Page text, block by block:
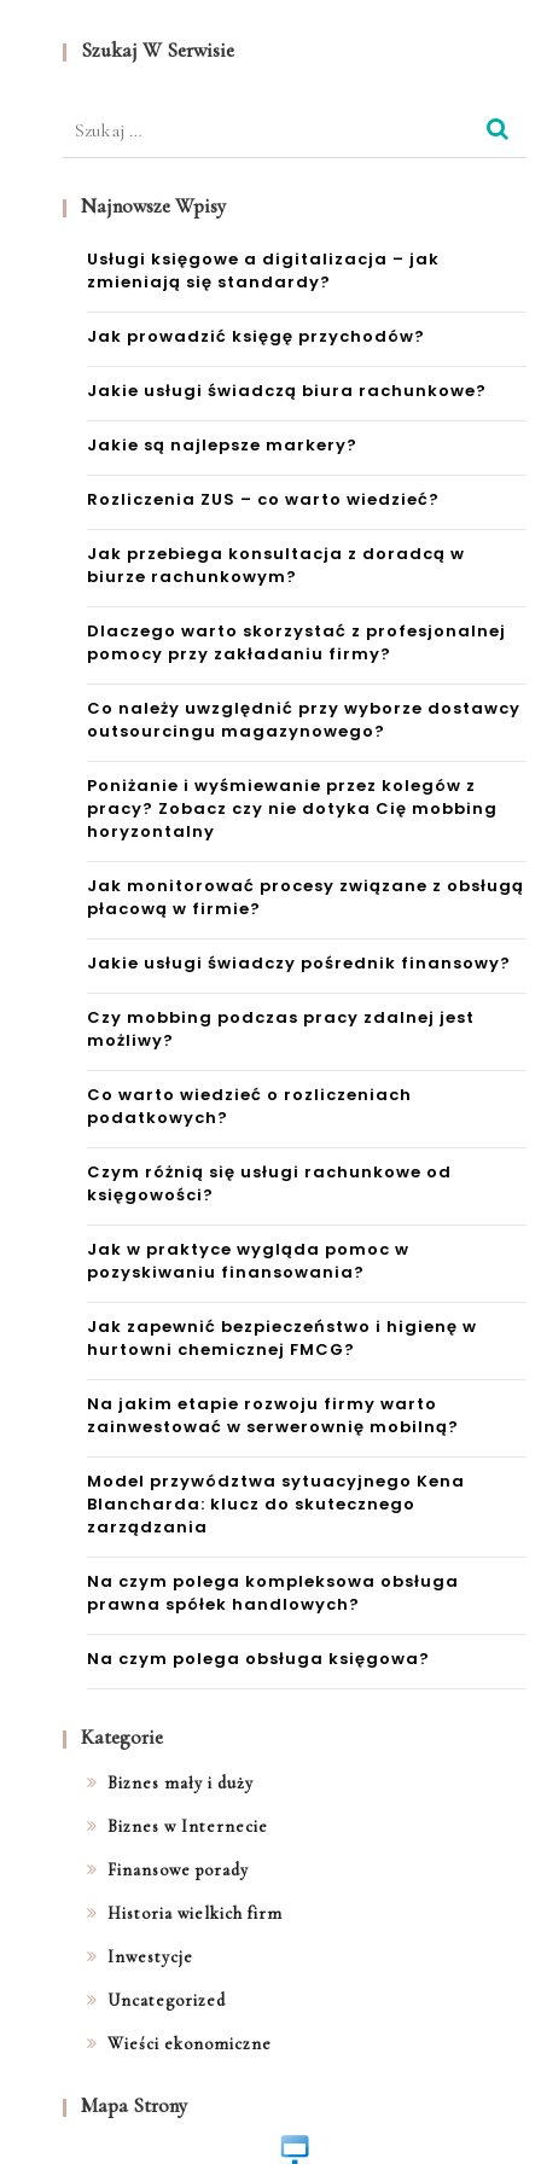
Szukaj W Serwisie
Szukaj:
Najnowsze Wpisy
Usługi księgowe a digitalizacja – jak
zmieniają się standardy?
Jak prowadzić księgę przychodów?
Jakie usługi świadczą biura rachunkowe?
Jakie są najlepsze markery?
Rozliczenia ZUS – co warto wiedzieć?
Jak przebiega konsultacja z doradcą w
biurze rachunkowym?
Dlaczego warto skorzystać z profesjonalnej
pomocy przy zakładaniu firmy?
Co należy uwzględnić przy wyborze dostawcy
outsourcingu magazynowego?
Poniżanie i wyśmiewanie przez kolegów z
pracy? Zobacz czy nie dotyka Cię mobbing
horyzontalny
Jak monitorować procesy związane z obsługą
płacową w firmie?
Jakie usługi świadczy pośrednik finansowy?
Czy mobbing podczas pracy zdalnej jest
możliwy?
Co warto wiedzieć o rozliczeniach
podatkowych?
Czym różnią się usługi rachunkowe od
księgowości?
Jak w praktyce wygląda pomoc w
pozyskiwaniu finansowania?
Jak zapewnić bezpieczeństwo i higienę w
hurtowni chemicznej FMCG?
Na jakim etapie rozwoju firmy warto
zainwestować w serwerownię mobilną?
Model przywództwa sytuacyjnego Kena
Blancharda: klucz do skutecznego
zarządzania
Na czym polega kompleksowa obsługa
prawna spółek handlowych?
Na czym polega obsługa księgowa?
Kategorie
Biznes mały i duży
Biznes w Internecie
Finansowe porady
Historia wielkich firm
Inwestycje
Uncategorized
Wieści ekonomiczne
Mapa Strony